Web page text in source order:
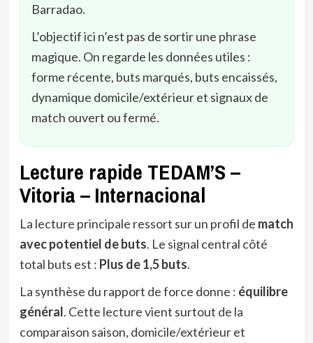
Barradao.
L’objectif ici n’est pas de sortir une phrase
magique. On regarde les données utiles :
forme récente, buts marqués, buts encaissés,
dynamique domicile/extérieur et signaux de
match ouvert ou fermé.
Lecture rapide TEDAM’S –
Vitoria – Internacional
La lecture principale ressort sur un profil de match
avec potentiel de buts. Le signal central côté
total buts est : Plus de 1,5 buts.
La synthèse du rapport de force donne : équilibre
général. Cette lecture vient surtout de la
comparaison saison, domicile/extérieur et